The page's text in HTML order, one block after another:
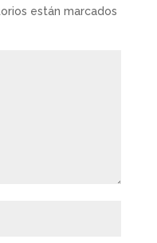
están marcados